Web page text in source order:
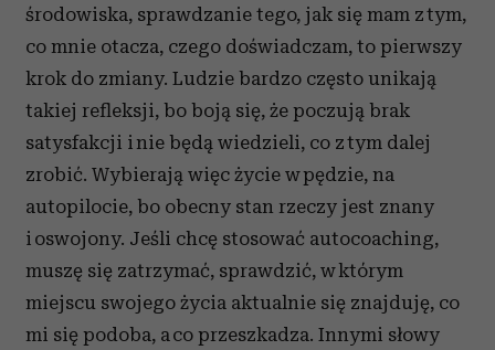
środowiska, sprawdzanie tego, jak się mam z tym,
co mnie otacza, czego doświadczam, to pierwszy
krok do zmiany. Ludzie bardzo często unikają
takiej refleksji, bo boją się, że poczują brak
satysfakcji i nie będą wiedzieli, co z tym dalej
zrobić. Wybierają więc życie w pędzie, na
autopilocie, bo obecny stan rzeczy jest znany
i oswojony. Jeśli chcę stosować autocoaching,
muszę się zatrzymać, sprawdzić, w którym
miejscu swojego życia aktualnie się znajduję, co
mi się podoba, a co przeszkadza. Innymi słowy